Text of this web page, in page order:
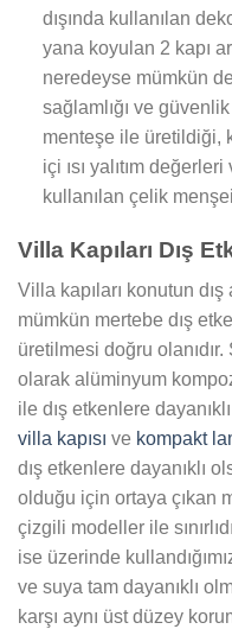
dışında kullanılan
yana koyulan 2 kapı
neredeyse mümkün
sağlamlığı ve
menteşe ile üretildiği,
içi ısı yalıtım
kullanılan çelik menşei
Villa Kapıları Dış
Villa kapıları konutun
mümkün mertebe dış
üretilmesi doğru
olarak alüminyum
ile dış etkenlere
villa kapısı ve kompakt
dış etkenlere dayanıklı
olduğu için ortaya çıkan
çizgili modeller ile
ise üzerinde
ve suya tam dayanıklı
karşı aynı üst düzey